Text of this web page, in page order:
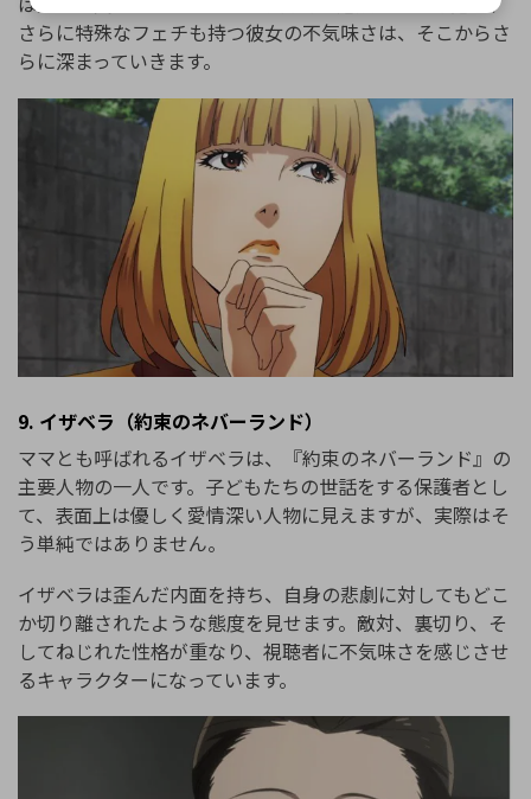
さらに特殊なフェチも持つ彼女の不気味さは、そこからさ
らに深まっていきます。
9. イザベラ（約束のネバーランド）
ママとも呼ばれるイザベラは、『約束のネバーランド』の
主要人物の一人です。子どもたちの世話をする保護者とし
て、表面上は優しく愛情深い人物に見えますが、実際はそ
う単純ではありません。
イザベラは歪んだ内面を持ち、自身の悲劇に対してもどこ
か切り離されたような態度を見せます。敵対、裏切り、そ
してねじれた性格が重なり、視聴者に不気味さを感じさせ
るキャラクターになっています。